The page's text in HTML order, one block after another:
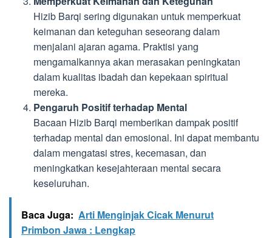
Hizib Barqi sering digunakan untuk memperkuat
keimanan dan keteguhan seseorang dalam
menjalani ajaran agama. Praktisi yang
mengamalkannya akan merasakan peningkatan
dalam kualitas ibadah dan kepekaan spiritual
mereka.
Pengaruh Positif terhadap Mental
Bacaan Hizib Barqi memberikan dampak positif
terhadap mental dan emosional. Ini dapat membantu
dalam mengatasi stres, kecemasan, dan
meningkatkan kesejahteraan mental secara
keseluruhan.
Baca Juga: Arti Menginjak Cicak Menurut
Primbon Jawa : Lengkap